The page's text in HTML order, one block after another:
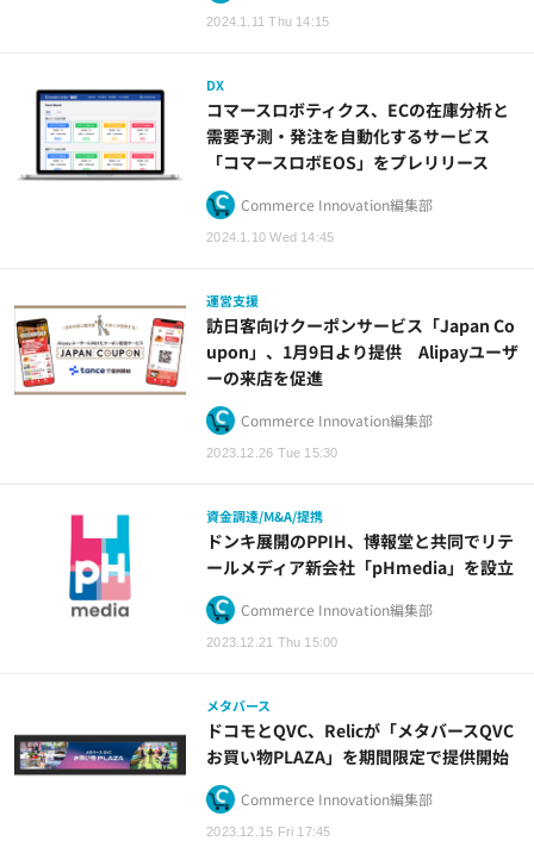
2024.1.11 Thu 14:15
DX
2024.1.10 Wed 14:45
コマースロボティクス、ECの在庫分析と
需要予測・発注を自動化するサービス
「コマースロボEOS」をプレリリース
Commerce Innovation編集部
運営支援
2023.12.26 Tue 15:30
訪日客向けクーポンサービス「Japan Co
upon」、1月9日より提供 Alipayユーザ
ーの来店を促進
Commerce Innovation編集部
資金調達/M&A/提携
2023.12.21 Thu 15:00
ドンキ展開のPPIH、博報堂と共同でリテ
ールメディア新会社「pHmedia」を設立
Commerce Innovation編集部
メタバース
2023.12.15 Fri 17:45
ドコモとQVC、Relicが「メタバースQVC
お買い物PLAZA」を期間限定で提供開始
Commerce Innovation編集部